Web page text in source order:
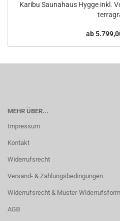
Karibu Saunahaus Hygge inkl.
ab
MEHR ÜBER...
Impressum
Kontakt
Widerrufsrecht
Versand- & Zahlungsbedingungen
Widerrufsrecht & Muster-
AGB